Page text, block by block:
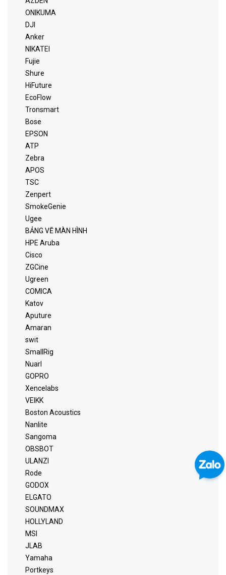
ONIKUMA
DJI
Anker
NIKATEI
Fujie
Shure
HiFuture
EcoFlow
Tronsmart
Bose
EPSON
ATP
Zebra
APOS
TSC
Zenpert
SmokeGenie
Ugee
BẢNG VẼ MÀN HÌNH
HPE Aruba
Cisco
ZGCine
Ugreen
COMICA
Katov
Aputure
Amaran
swit
SmallRig
Nuarl
GOPRO
Xencelabs
VEIKK
Boston Acoustics
Nanlite
Sangoma
OBSBOT
ULANZI
Rode
GODOX
ELGATO
SOUNDMAX
HOLLYLAND
MSI
JLAB
Yamaha
Portkeys